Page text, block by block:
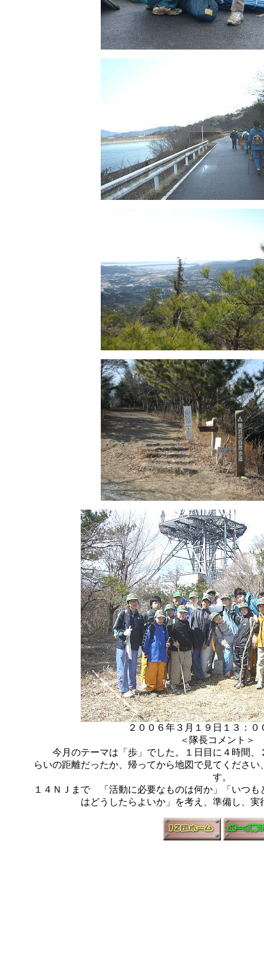
２００６年３月１９日１３：０
＜隊長コメント＞
今月のテーマは「歩」でした。１日目に４時間、
らいの距離だったか、帰ってから地図で見てくださ
す。
１４ＮＪまで 「活動に必要なものは何か」「いつ
はどうしたらよいか」を考え、準備し